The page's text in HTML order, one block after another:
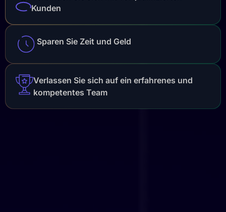
Kunden
Sparen Sie Zeit und Geld
Verlassen Sie sich auf ein erfahrenes und
kompetentes Team